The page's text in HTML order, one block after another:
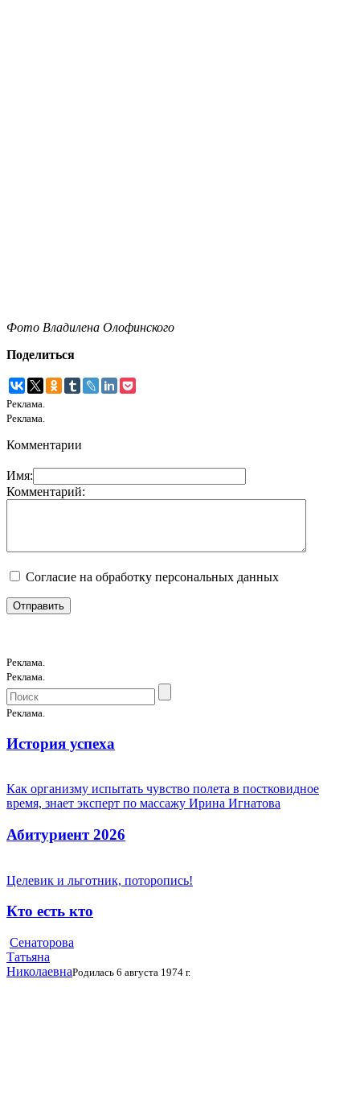
Фото Владилена Олофинского
Поделиться
Реклама.
Реклама.
Комментарии
Имя:
Комментарий:
Согласие на обработку персональных данных
Реклама.
Реклама.
Реклама.
История успеха
Как организму испытать чувство полета в постковидное
время, знает эксперт по массажу Ирина Игнатова
Абитуриент 2026
Целевик и льготник, поторопись!
Кто есть кто
Сенаторова
Татьяна
НиколаевнаРодилась 6 августа 1974 г.